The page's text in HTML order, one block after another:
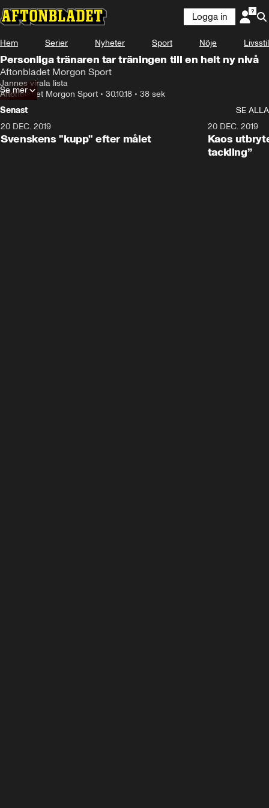
Logga in
Hem Serier Nyheter Sport Nöje Livsstil
Personliga tränaren tar träningen till en helt ny nivå
Aftonbladet Morgon Sport
Jannes virala lista
Aftonbladet Morgon Sport • 30.10.18 • 38 sek
Se mer
Senast
SE ALLA
20 DEC. 2019
Svenskens "kupp" efter målet
20 DEC. 2019
Kaos
tackling”